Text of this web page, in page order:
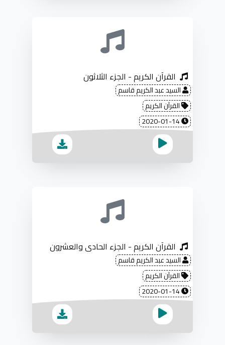
القرآن الكريم - الجزء الثلاثون
السيد عبد الكريم قاسم
القرآن الكريم
القرآن الكريم - الجزء الحادي والعشرون
السيد عبد الكريم قاسم
القرآن الكريم